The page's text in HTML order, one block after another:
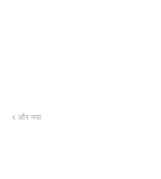
और नया